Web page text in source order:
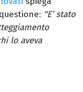
"E’ stato
lo aveva